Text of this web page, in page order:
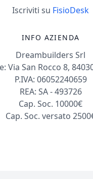
Iscriviti su FisioDesk
INFO AZIENDA
Dreambuilders Srl
Via San Rocco 8,
P.IVA: 06052240659
REA: SA - 493726
Cap. Soc. 10000€
Cap. Soc. versato